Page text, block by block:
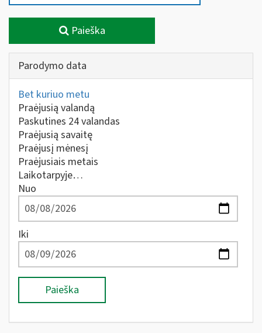
Paieška
Parodymo data
Bet kuriuo metu
Praėjusią valandą
Paskutines 24 valandas
Praėjusią savaitę
Praėjusį mėnesį
Praėjusiais metais
Laikotarpyje…
Nuo
Iki
Paieška